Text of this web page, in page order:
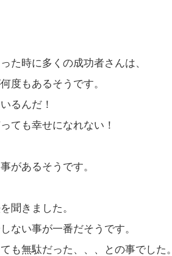
た時に多くの成功者さんは、
度もあるそうです。
るんだ！
ても幸せになれない！
があるそうです。
聞きました。
ない事が一番だそうです。
も無駄だった、、、との事でした。